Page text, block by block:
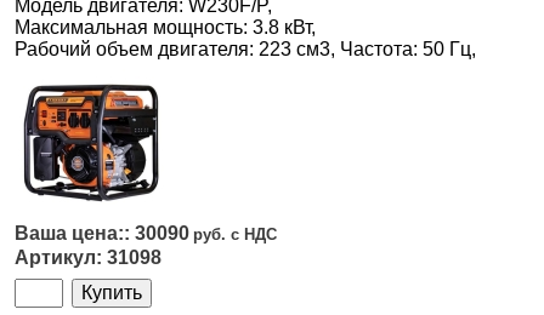
Модель двигателя: W230F/P,
Максимальная мощность: 3.8 кВт,
Рабочий объем двигателя: 223 см3, Частота: 50 Гц,
30090
31098